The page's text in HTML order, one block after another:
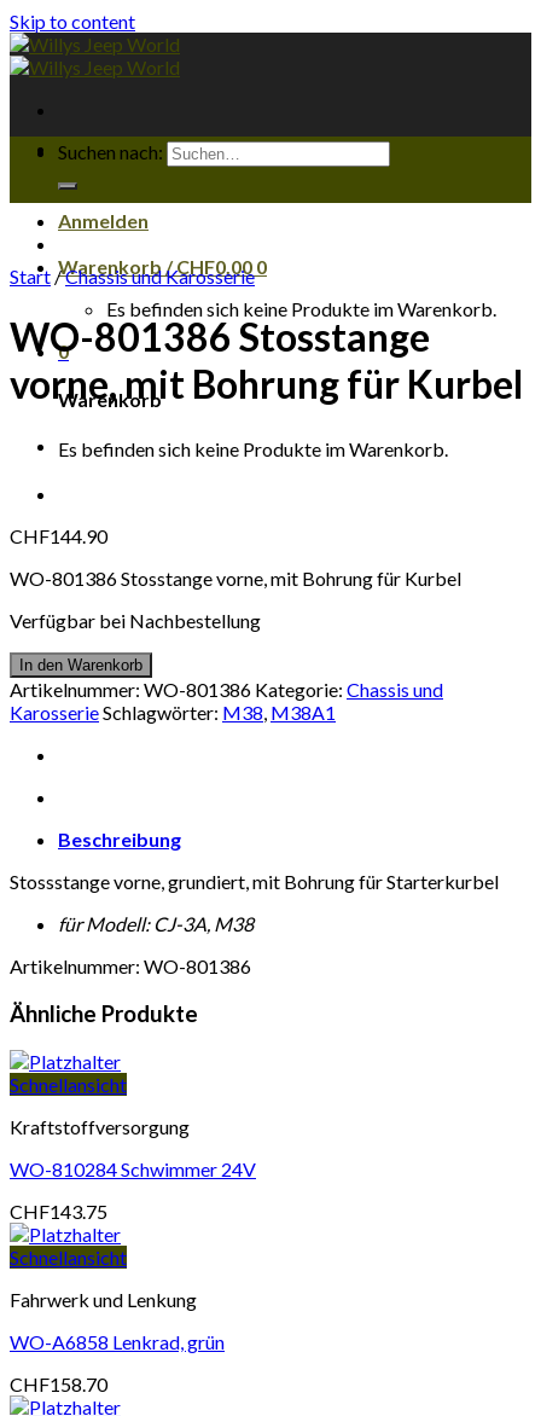
Skip to content
Suchen nach:
Anmelden
Warenkorb /CHF0.00 0
Es befinden sich keine Produkte im Warenkorb.
0
Warenkorb
Es befinden sich keine Produkte im Warenkorb.
Start /Chassis und Karosserie
WO-801386 Stosstange
vorne, mit Bohrung für Kurbel
CHF144.90
WO-801386 Stosstange vorne, mit Bohrung für Kurbel
Verfügbar bei Nachbestellung
In den Warenkorb
Artikelnummer: WO-801386 Kategorie: Chassis und
KarosserieSchlagwörter: M38, M38A1
Beschreibung
Stossstange vorne, grundiert, mit Bohrung für Starterkurbel
für Modell: CJ-3A, M38
Artikelnummer: WO-801386
Ähnliche Produkte
Schnellansicht
Kraftstoffversorgung
WO-810284 Schwimmer 24V
CHF143.75
Schnellansicht
Fahrwerk und Lenkung
WO-A6858 Lenkrad, grün
CHF158.70